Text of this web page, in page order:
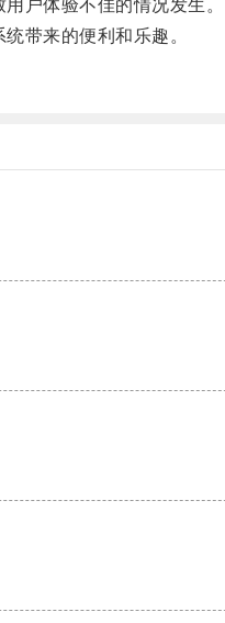
户体验不佳的情况发生。
带来的便利和乐趣。